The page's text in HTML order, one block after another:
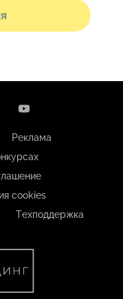
Реклама
cookies
Техподдержка